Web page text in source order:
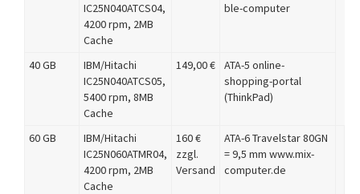
IC25N040ATCS04,
4200 rpm, 2MB
Cache
ble-computer
40 GB
IBM/Hitachi
IC25N040ATCS05,
5400 rpm, 8MB
Cache
149,00 €
ATA-5 online-
shopping-portal
(ThinkPad)
60 GB
IBM/Hitachi
IC25N060ATMR04,
4200 rpm, 2MB
Cache
160 €
zzgl.
Versand
ATA-6 Travelstar 80GN
= 9,5 mm www.mix-
computer.de